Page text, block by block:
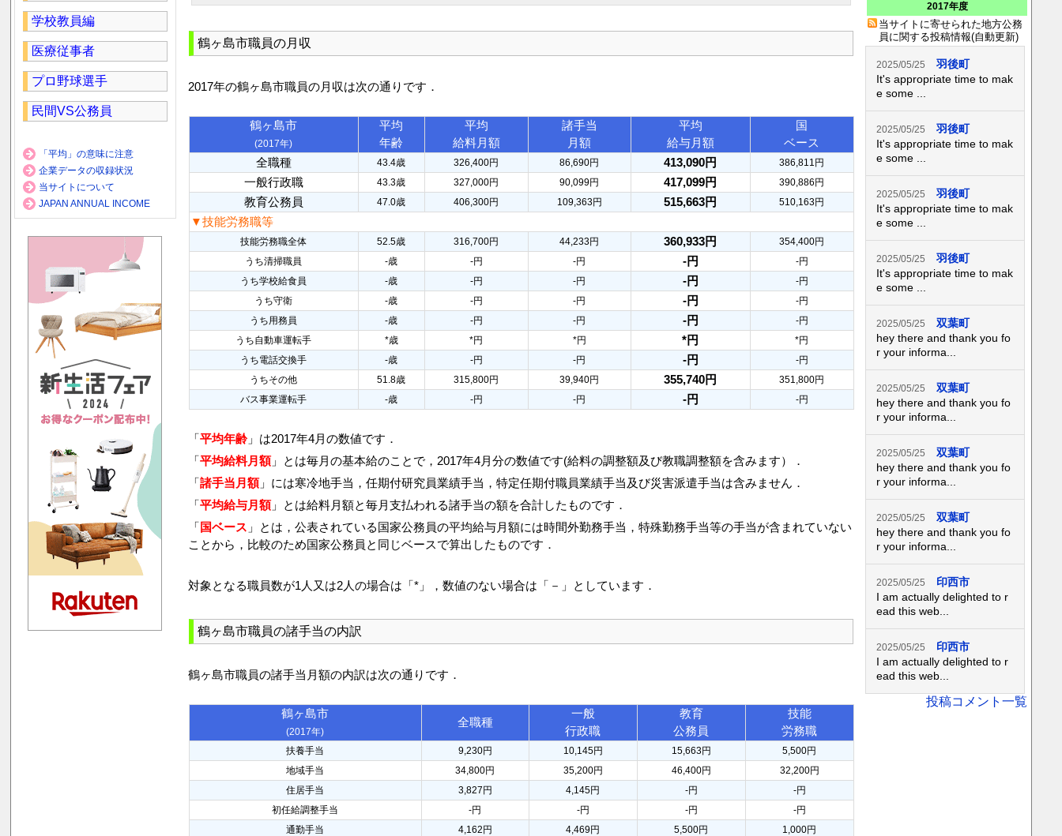
鶴ヶ島市職員の月収
2017年の鶴ヶ島市職員の月収は次の通りです．
鶴ヶ島市
(2017年)
平均
年齢
平均
給料月額
諸手当
月額
平均
給与月額
国
ベース
全職種
43.4歳 326,400円 86,690円 413,090円 386,811円
一般行政職 43.3歳 327,000円 90,099円 417,099円 390,886円
教育公務員 47.0歳 406,300円 109,363円 515,663円 510,163円
▼技能労務職等
技能労務職全体 52.5歳 316,700円 44,233円 360,933円
354,400円
うち清掃職員
-歳 -円 -円 -円
-円
うち学校給食員
-歳 -円 -円 -円
-円
うち守衛
-歳 -円 -円 -円
-円
うち用務員
-歳 -円 -円 -円
-円
うち自動車運転手
*歳 *円 *円 *円
*円
うち電話交換手
-歳 -円 -円 -円
-円
うちその他
51.8歳 315,800円 39,940円 355,740円
351,800円
バス事業運転手
-歳 -円 -円 -円 -円
「平均年齢」は2017年4月の数値です．
「平均給料月額」とは毎月の基本給のことで，2017年4月分の数値です(給料の調整額及び教職調整額を含みます）．
「諸手当月額」には寒冷地手当，任期付研究員業績手当，特定任期付職員業績手当及び災害派遣手当は含みません．
「平均給与月額」とは給料月額と毎月支払われる諸手当の額を合計したものです．
「国ベース 」とは，公表されている国家公務員の平均給与月額には時間外勤務手当，特殊勤務手当等の手当が含まれていない
ことから，比較のため国家公務員と同じベースで算出したものです．
対象となる職員数が1人又は2人の場合は「*」，数値のない場合は「－」としています．
鶴ヶ島市職員の諸手当の内訳
鶴ヶ島市職員の諸手当月額の内訳は次の通りです．
鶴ヶ島市
(2017年)
全職種
一般
行政職
教育
公務員
技能
労務職
扶養手当 9,230円 10,145円 15,663円
5,500円
地域手当
34,800円 35,200円 46,400円
32,200円
住居手当
3,827円 4,145円 -円
-円
初任給調整手当
-円 -円 -円
-円
通勤手当
4,162円 4,469円 5,500円
1,000円
学校教員編
医療従事者
プロ野球選手
民間VS公務員
「平均」の意味に注意
企業データの収録状況
当サイトについて
JAPAN ANNUAL INCOME
2017年度
当サイトに寄せられた地方公務
員に関する投稿情報(自動更新)
2025/05/25
羽後町
It's appropriate time to mak
e some ...
2025/05/25
羽後町
It's appropriate time to mak
e some ...
2025/05/25
羽後町
It's appropriate time to mak
e some ...
2025/05/25
羽後町
It's appropriate time to mak
e some ...
2025/05/25
双葉町
hey there and thank you fo
r your informa...
2025/05/25
双葉町
hey there and thank you fo
r your informa...
2025/05/25
双葉町
hey there and thank you fo
r your informa...
2025/05/25
双葉町
hey there and thank you fo
r your informa...
2025/05/25
印西市
I am actually delighted to r
ead this web...
2025/05/25
印西市
I am actually delighted to r
ead this web...
投稿コメント一覧